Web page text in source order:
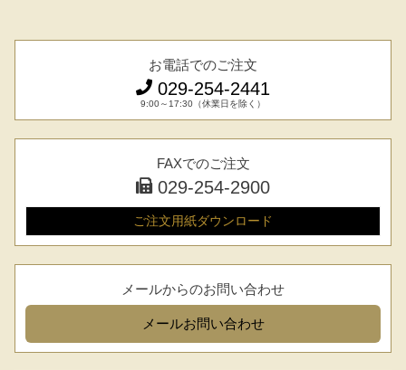
お電話でのご注文
029-254-2441
9:00～17:30（休業日を除く）
FAXでのご注文
029-254-2900
ご注文用紙ダウンロード
メールからのお問い合わせ
メールお問い合わせ